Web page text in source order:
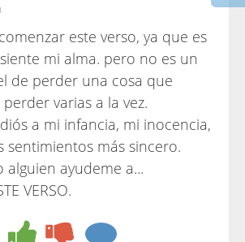
este verso, ya que es
mi alma. pero no es un
de perder una cosa que
varias a la vez.
a mi infancia, mi inocencia,
sentimientos más sincero.
alguien ayudeme a...
VERSO.